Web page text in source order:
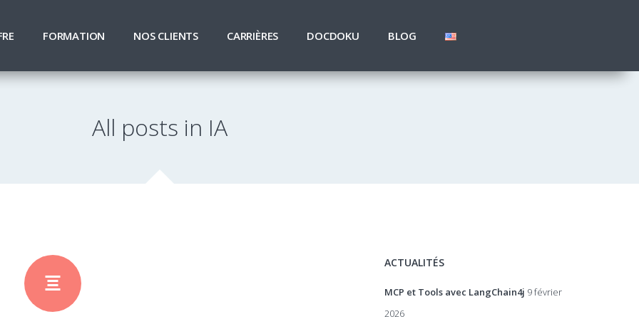
FORMATION NOS CLIENTS CARRIÈRES DOCDOKU BLOG
All posts in IA
ACTUALITÉS
MCP et Tools avec LangChain4j 9 février
2026